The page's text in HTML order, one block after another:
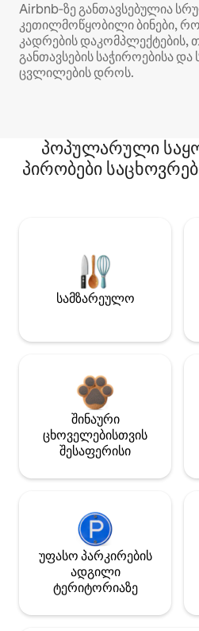
Airbnb‑ზე განთავსებულია
კეთილმოწყობილი ბინები,
კადრების დაკომპლექტების,
განთავსების საჭიროებისა
ცვლილების დროს.
პოპულარული
პირობები
სამზარეულო
შინაური
ცხოველებისთვის
შესაფერისი
უფასო პარკირების
ადგილი
ტერიტორიაზე